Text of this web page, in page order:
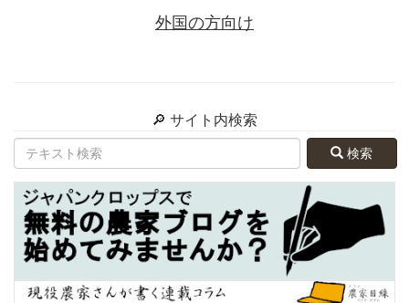
外国の方向け
🔎 サイト内検索
検索